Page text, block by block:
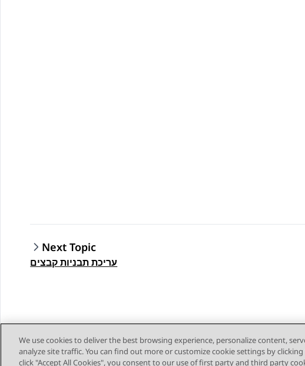
Next Topic
עריכת תבניות קבצים
We use cookies to deliver the best browsing experience, personalize content,
analyze site traffic. You can find out more or customize cookie settings by
click "Accept All Cookies", you consent to our use of first party and third party